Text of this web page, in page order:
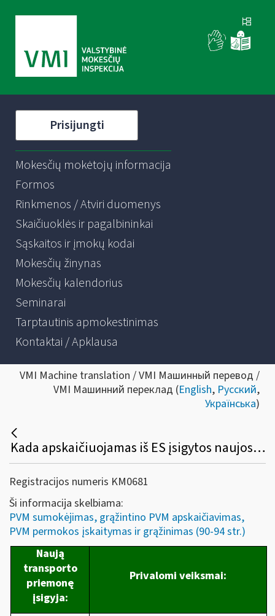
Prisijungti
Mokesčių mokėtojų informacija
Formos
Rinkmenos / Atviri duomenys
Skaičiuoklės ir pagalbininkai
Sąskaitos ir įmokų kodai
Mokesčių žinynas
Mokesčių kalendorius
Seminarai
Tarptautinis apmokestinimas
Kontaktai / Apklausa
VMI Machine translation / VMI Машинный перевод /
VMI Машинний переклад (English, Русский,
Українська)
Kada apskaičiuojamas iš ES įsigytos naujos transporto priemonės pardavimo PVM ir iki kada sumokamas į Lietuvos biudžetą?
Registracijos numeris KM0681
Ši informacija skelbiama:
PVM sumokėjimas, grąžintino PVM apskaičiavimas,
PVM permokos įskaitymas ir grąžinimas (90-94 str.)
Naują
transporto
priemonę
įsigyja:
Privalomi veiksmai: